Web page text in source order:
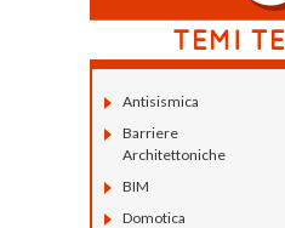
Antisismica
Barriere
Architettoniche
BIM
Domotica